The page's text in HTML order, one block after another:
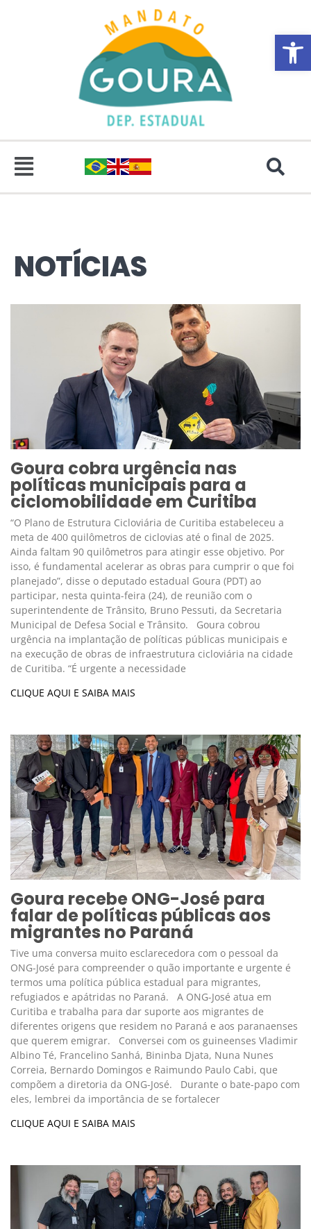
Abrir
NOTÍCIAS
Goura cobra urgência nas
políticas municipais para a
ciclomobilidade em Curitiba
“O Plano de Estrutura Cicloviária de Curitiba estabeleceu a
meta de 400 quilômetros de ciclovias até o final de 2025.
Ainda faltam 90 quilômetros para atingir esse objetivo. Por
isso, é fundamental acelerar as obras para cumprir o que foi
planejado”, disse o deputado estadual Goura (PDT) ao
participar, nesta quinta-feira (24), de reunião com o
superintendente de Trânsito, Bruno Pessuti, da Secretaria
Municipal de Defesa Social e Trânsito. Goura cobrou
urgência na implantação de políticas públicas municipais e
na execução de obras de infraestrutura cicloviária na cidade
de Curitiba. “É urgente a necessidade
CLIQUE AQUI E SAIBA MAIS
Goura recebe ONG-José para
falar de políticas públicas aos
migrantes no Paraná
Tive uma conversa muito esclarecedora com o pessoal da
ONG-José para compreender o quão importante e urgente é
termos uma política pública estadual para migrantes,
refugiados e apátridas no Paraná. A ONG-José atua em
Curitiba e trabalha para dar suporte aos migrantes de
diferentes origens que residem no Paraná e aos paranaenses
que querem emigrar. Conversei com os guineenses Vladimir
Albino Té, Francelino Sanhá, Bininba Djata, Nuna Nunes
Correia, Bernardo Domingos e Raimundo Paulo Cabi, que
compõem a diretoria da ONG-José. Durante o bate-papo com
eles, lembrei da importância de se fortalecer
CLIQUE AQUI E SAIBA MAIS